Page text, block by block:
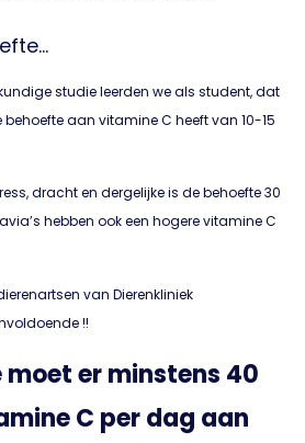
studie leerden we als student, dat
aan vitamine C heeft van 10-15
dracht en dergelijke is de behoefte 30
hebben ook een hogere vitamine C
van Dierenkliniek
!!
moet er minstens 40
C per dag aan